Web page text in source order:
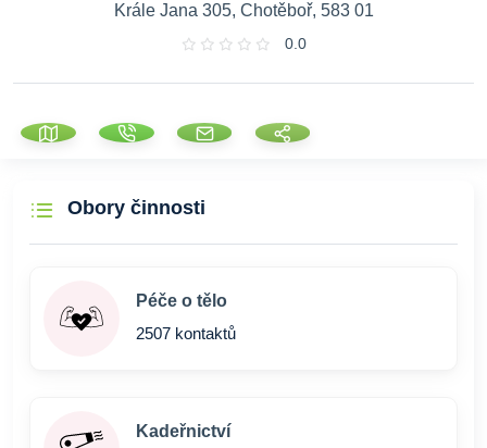
Krále Jana 305, Chotěboř, 583 01
0.0
Obory činnosti
Péče o tělo
2507 kontaktů
Kadeřnictví